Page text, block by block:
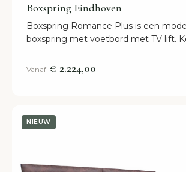
Boxspring Eindhoven
Boxspring Romance Plus is een
boxspring met voetbord met TV lift.
Vanaf € 2.224,00
NIEUW